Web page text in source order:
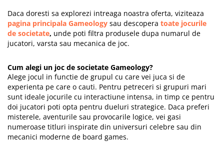
Daca doresti sa explorezi intreaga noastra oferta, viziteaza
pagina principala Gameology sau descopera toate jocurile
de societate, unde poti filtra produsele dupa numarul de
jucatori, varsta sau mecanica de joc.
Cum alegi un joc de societate Gameology?
Alege jocul in functie de grupul cu care vei juca si de
experienta pe care o cauti. Pentru petreceri si grupuri mari
sunt ideale jocurile cu interactiune intensa, in timp ce pentru
doi jucatori poti opta pentru dueluri strategice. Daca preferi
misterele, aventurile sau provocarile logice, vei gasi
numeroase titluri inspirate din universuri celebre sau din
mecanici moderne de board games.